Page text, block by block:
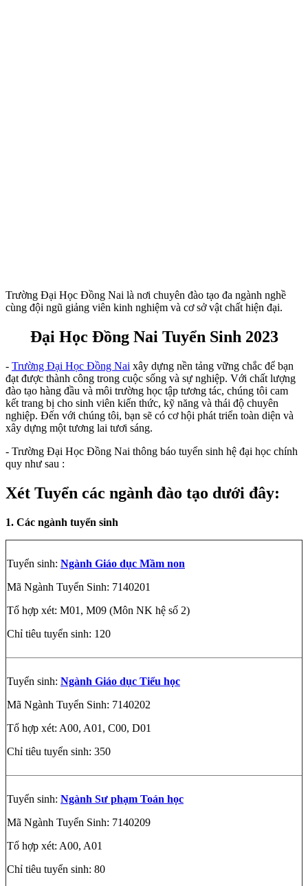
Trường Đại Học Đồng Nai là nơi chuyên đào tạo đa ngành nghề
cùng đội ngũ giảng viên kinh nghiệm và cơ sở vật chất hiện đại.
Đại Học Đồng Nai Tuyển Sinh 2023
- Trường Đại Học Đồng Nai xây dựng nền tảng vững chắc để bạn
đạt được thành công trong cuộc sống và sự nghiệp. Với chất lượng
đào tạo hàng đầu và môi trường học tập tương tác, chúng tôi cam
kết trang bị cho sinh viên kiến thức, kỹ năng và thái độ chuyên
nghiệp. Đến với chúng tôi, bạn sẽ có cơ hội phát triển toàn diện và
xây dựng một tương lai tươi sáng.
- Trường Đại Học Đồng Nai thông báo tuyển sinh hệ đại học chính
quy như sau :
Xét Tuyển các ngành đào tạo dưới đây:
1. Các ngành tuyển sinh
Tuyển sinh: Ngành Giáo dục Mầm non
Mã Ngành Tuyển Sinh: 7140201
Tổ hợp xét: M01, M09 (Môn NK hệ số 2)
Chỉ tiêu tuyển sinh: 120
Tuyển sinh: Ngành Giáo dục Tiểu học
Mã Ngành Tuyển Sinh: 7140202
Tổ hợp xét: A00, A01, C00, D01
Chỉ tiêu tuyển sinh: 350
Tuyển sinh: Ngành Sư phạm Toán học
Mã Ngành Tuyển Sinh: 7140209
Tổ hợp xét: A00, A01
Chỉ tiêu tuyển sinh: 80